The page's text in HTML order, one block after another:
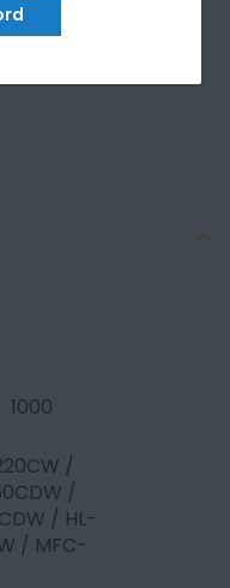
de ajutor
1000
/
/
/ HL-
/ MFC-